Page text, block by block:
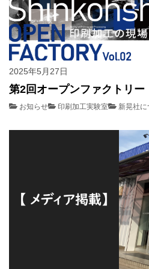
2025年5月27日
第2回オープンファクトリー
お知らせ 印刷加工実験室 新晃社に